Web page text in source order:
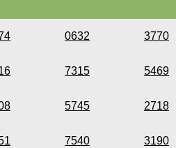
0632 3770
7315 5469
5745 2718
7540 3190